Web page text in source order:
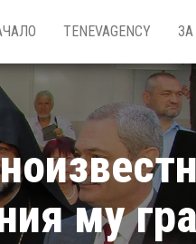
TENEVAGENCY
му